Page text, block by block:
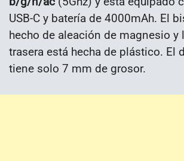
USB-C y batería de 4000mAh. El
hecho de aleación de magnesio y
trasera está hecha de plástico. El
tiene solo 7 mm de grosor.